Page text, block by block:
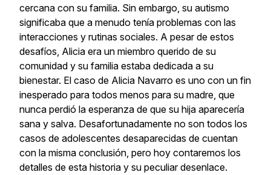
cercana con su familia. Sin embargo, su autismo
significaba que a menudo tenía problemas con las
interacciones y rutinas sociales. A pesar de estos
desafíos, Alicia era un miembro querido de su
comunidad y su familia estaba dedicada a su
bienestar. El caso de Alicia Navarro es uno con un fin
inesperado para todos menos para su madre, que
nunca perdió la esperanza de que su hija aparecería
sana y salva. Desafortunadamente no son todos los
casos de adolescentes desaparecidas de cuentan
con la misma conclusión, pero hoy contaremos los
detalles de esta historia y su peculiar desenlace.